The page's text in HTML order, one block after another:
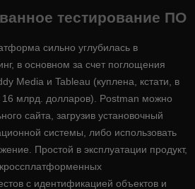
тестирование ПО
сильно углубилась в
в основном за счет поглощения
Media и Tableau (куплена, кстати, в
16 млрд. долларов). Postman можно
сайта, загрузив установочный
системы, либо использовать
Простой в эксплуатации продукт,
с идентификацией объектов и